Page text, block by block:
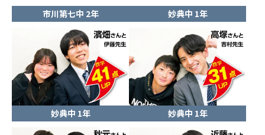
市川第七中 2年 妙典中 1年
妙典中 1年 妙典中 1年